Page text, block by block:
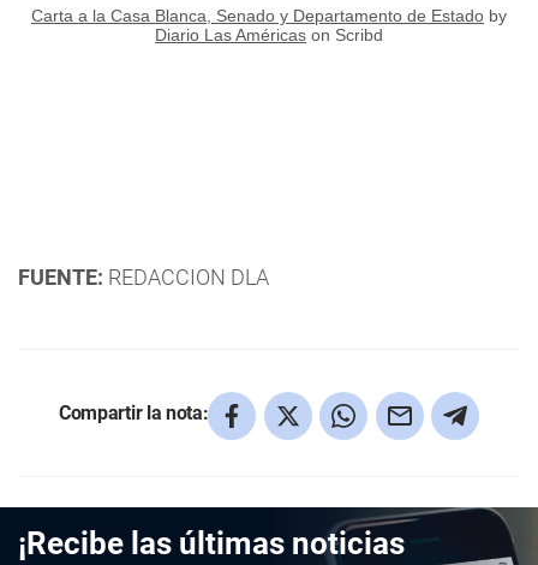
Carta a la Casa Blanca, Senado y Departamento de Estado by
Diario Las Américas on Scribd
FUENTE: REDACCION DLA
Compartir la nota:
¡Recibe las últimas noticias